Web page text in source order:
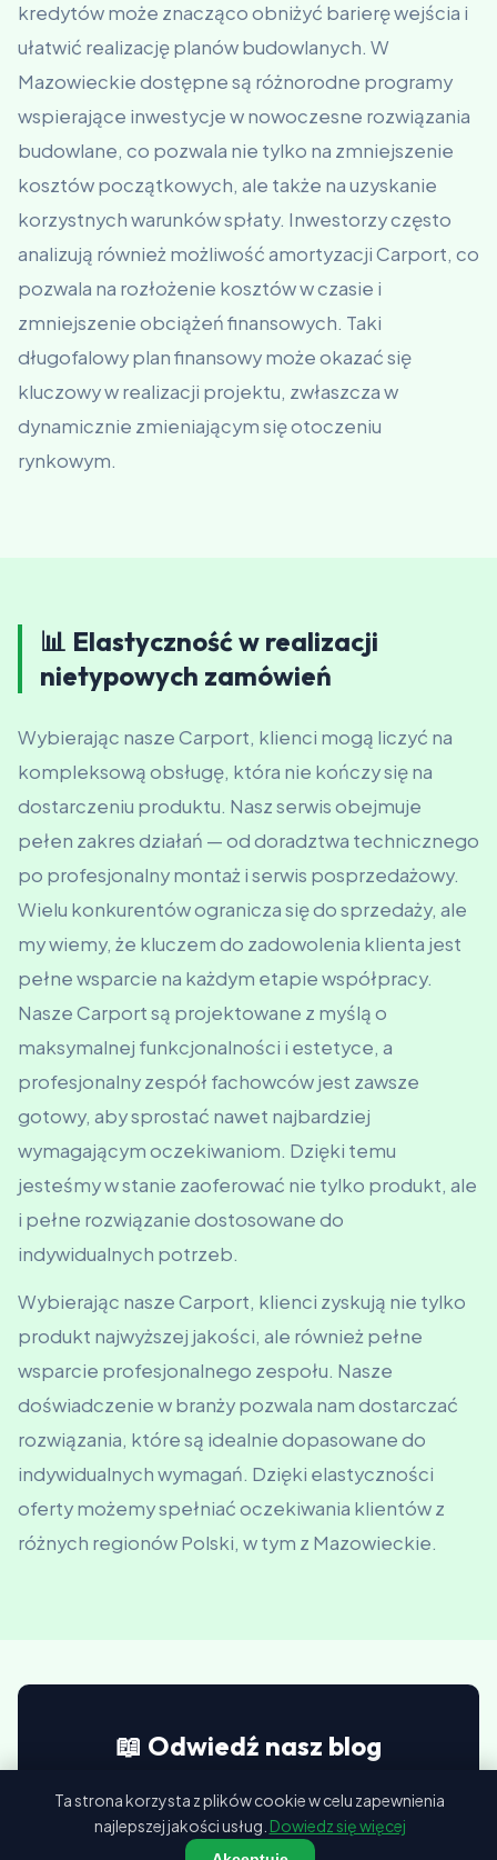
kredytów może znacząco obniżyć barierę wejścia i
ułatwić realizację planów budowlanych. W
Mazowieckie dostępne są różnorodne programy
wspierające inwestycje w nowoczesne rozwiązania
budowlane, co pozwala nie tylko na zmniejszenie
kosztów początkowych, ale także na uzyskanie
korzystnych warunków spłaty. Inwestorzy często
analizują również możliwość amortyzacji Carport, co
pozwala na rozłożenie kosztów w czasie i
zmniejszenie obciążeń finansowych. Taki
długofalowy plan finansowy może okazać się
kluczowy w realizacji projektu, zwłaszcza w
dynamicznie zmieniającym się otoczeniu
rynkowym.
📊 Elastyczność w realizacji
nietypowych zamówień
Wybierając nasze Carport, klienci mogą liczyć na
kompleksową obsługę, która nie kończy się na
dostarczeniu produktu. Nasz serwis obejmuje
pełen zakres działań — od doradztwa technicznego
po profesjonalny montaż i serwis posprzedażowy.
Wielu konkurentów ogranicza się do sprzedaży, ale
my wiemy, że kluczem do zadowolenia klienta jest
pełne wsparcie na każdym etapie współpracy.
Nasze Carport są projektowane z myślą o
maksymalnej funkcjonalności i estetyce, a
profesjonalny zespół fachowców jest zawsze
gotowy, aby sprostać nawet najbardziej
wymagającym oczekiwaniom. Dzięki temu
jesteśmy w stanie zaoferować nie tylko produkt, ale
i pełne rozwiązanie dostosowane do
indywidualnych potrzeb.
Wybierając nasze Carport, klienci zyskują nie tylko
produkt najwyższej jakości, ale również pełne
wsparcie profesjonalnego zespołu. Nasze
doświadczenie w branży pozwala nam dostarczać
rozwiązania, które są idealnie dopasowane do
indywidualnych wymagań. Dzięki elastyczności
oferty możemy spełniać oczekiwania klientów z
różnych regionów Polski, w tym z Mazowieckie.
📖 Odwiedź nasz blog
Porady i nowości — Carport
Ta strona korzysta z plików cookie w celu zapewnienia
najlepszej jakości usług. Dowiedz się więcej